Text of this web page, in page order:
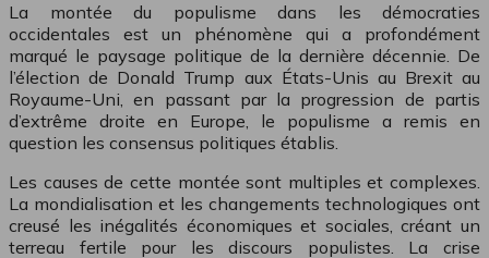
La montée du populisme dans les démocraties
occidentales est un phénomène qui a profondément
marqué le paysage politique de la dernière décennie. De
l’élection de Donald Trump aux États-Unis au Brexit au
Royaume-Uni, en passant par la progression de partis
d’extrême droite en Europe, le populisme a remis en
question les consensus politiques établis.
Les causes de cette montée sont multiples et complexes.
La mondialisation et les changements technologiques ont
creusé les inégalités économiques et sociales, créant un
terreau fertile pour les discours populistes. La crise